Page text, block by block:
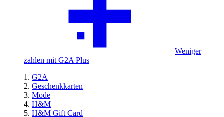
Weniger
zahlen mit G2A Plus
G2A
Geschenkkarten
Mode
H&M
H&M Gift Card